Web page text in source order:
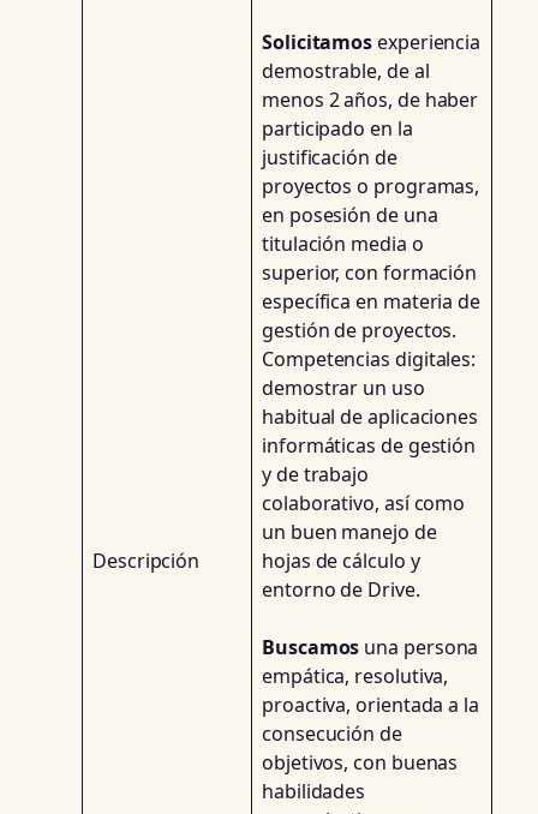
Descripción
Solicitamosexperiencia
demostrable, de al
menos 2 años, de haber
participado en la
justificación de
proyectos o programas,
en posesión de una
titulación media o
superior, con formación
específica en materia de
gestión de proyectos.
Competencias digitales:
demostrar un uso
habitual de aplicaciones
informáticas de gestión
y de trabajo
colaborativo, así como
un buen manejo de
hojas de cálculo y
entorno de Drive.
Buscamos una persona
empática, resolutiva,
proactiva, orientada a la
consecución de
objetivos, con buenas
habilidades